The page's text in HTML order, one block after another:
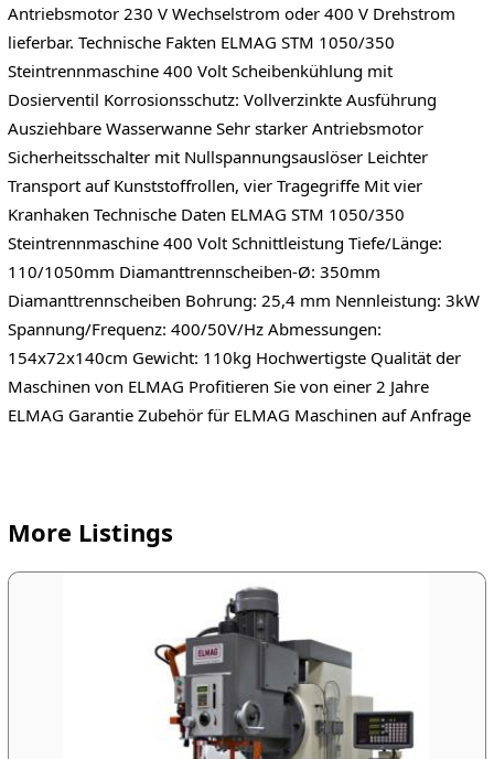
Antriebsmotor 230 V Wechselstrom oder 400 V Drehstrom
lieferbar. Technische Fakten ELMAG STM 1050/350
Steintrennmaschine 400 Volt Scheibenkühlung mit
Dosierventil Korrosionsschutz: Vollverzinkte Ausführung
Ausziehbare Wasserwanne Sehr starker Antriebsmotor
Sicherheitsschalter mit Nullspannungsauslöser Leichter
Transport auf Kunststoffrollen, vier Tragegriffe Mit vier
Kranhaken Technische Daten ELMAG STM 1050/350
Steintrennmaschine 400 Volt Schnittleistung Tiefe/Länge:
110/1050mm Diamanttrennscheiben-Ø: 350mm
Diamanttrennscheiben Bohrung: 25,4 mm Nennleistung: 3kW
Spannung/Frequenz: 400/50V/Hz Abmessungen:
154x72x140cm Gewicht: 110kg Hochwertigste Qualität der
Maschinen von ELMAG Profitieren Sie von einer 2 Jahre
ELMAG Garantie Zubehör für ELMAG Maschinen auf Anfrage
More Listings